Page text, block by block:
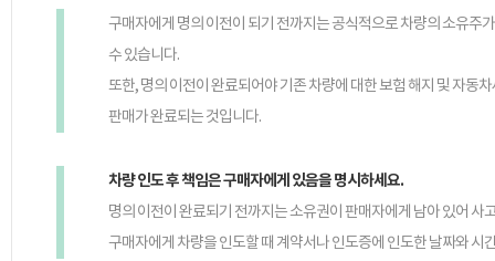
구매자에게 명의 이전이 되기 전까지는 공식적으로 차량의 소유주
수 있습니다.
또한, 명의 이전이 완료되어야 기존 차량에 대한 보험 해지 및 자동
판매가 완료되는 것입니다.
차량 인도 후 책임은 구매자에게 있음을 명시하세요.
명의 이전이 완료되기 전까지는 소유권이 판매자에게 남아 있어 사
구매자에게 차량을 인도할 때 계약서나 인도증에 인도한 날짜와 시